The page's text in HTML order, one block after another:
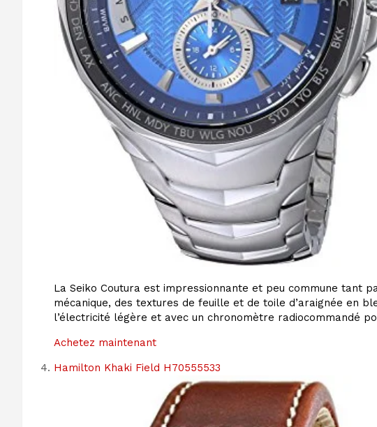
La Seiko Coutura est impressionnante et peu commune tant
mécanique, des textures de feuille et de toile d’araignée en
l’électricité légère et avec un chronomètre radiocommandé
Achetez maintenant
Hamilton Khaki Field H70555533